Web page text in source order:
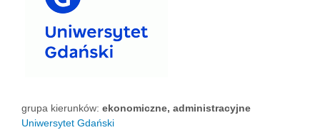
grupa kierunków: ekonomiczne, administracyjne
Uniwersytet Gdański